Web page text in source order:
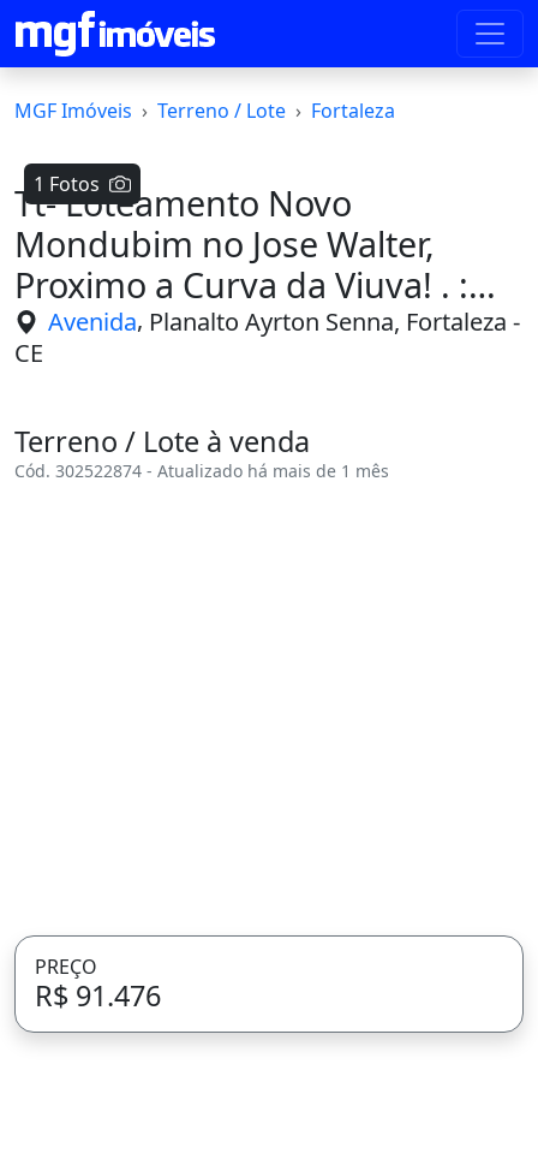
MGF Imóveis Terreno / Lote Fortaleza
1 Fotos
Tt- Loteamento Novo
Mondubim no Jose Walter,
Proximo a Curva da Viuva! . :
Provérbios 3:2
Avenida, Planalto Ayrton Senna, Fortaleza -
CE
Terreno / Lote à venda
Cód. 302522874 - Atualizado há mais de 1 mês
PREÇO
R$ 91.476